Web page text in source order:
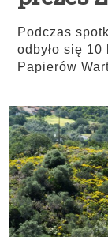
Podczas
odbyło się
Papierów